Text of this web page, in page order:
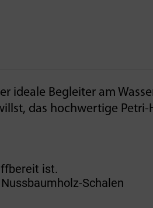
ideale Begleiter am
das hochwertige Petri-
ist.
Schalen